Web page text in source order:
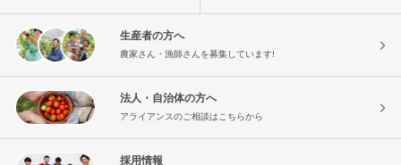
生産者の方へ
農家さん・漁師さんを募集しています!
法人・自治体の方へ
アライアンスのご相談はこちらから
採用情報